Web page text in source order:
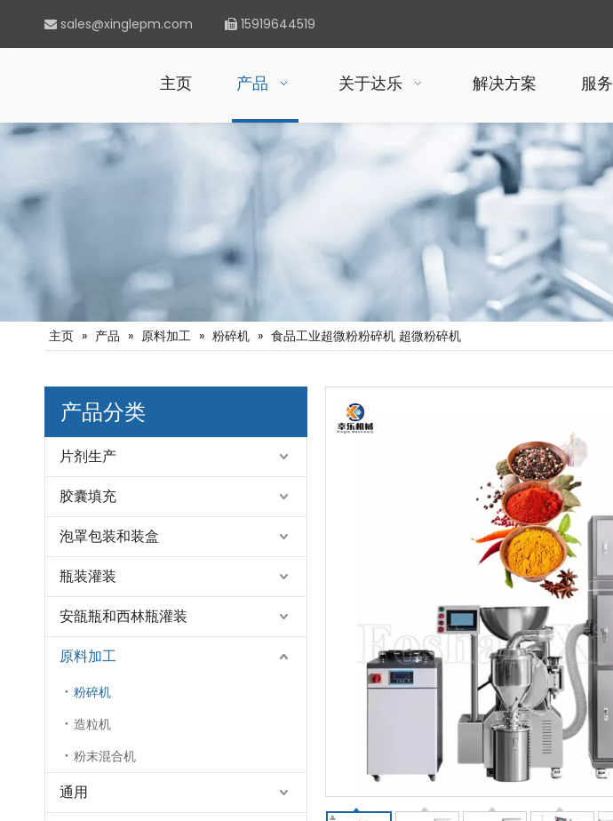
 sales@xinglepm.com  15919644519
主页 产品 关于达乐 解决方案 服务
主页 » 产品 » 原料加工 » 粉碎机 » 食品工业超微粉粉碎机 超微粉碎机
产品分类
片剂生产
胶囊填充
泡罩包装和装盒
瓶装灌装
安瓿瓶和西林瓶灌装
原料加工
粉碎机
造粒机
粉末混合机
通用